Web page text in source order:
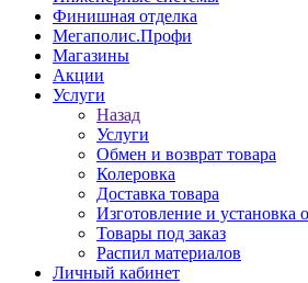
Финишная отделка
Мегаполис.Профи
Магазины
Акции
Услуги
Назад
Услуги
Обмен и возврат товара
Колеровка
Доставка товара
Изготовление и установка
Товары под заказ
Распил материалов
Личный кабинет